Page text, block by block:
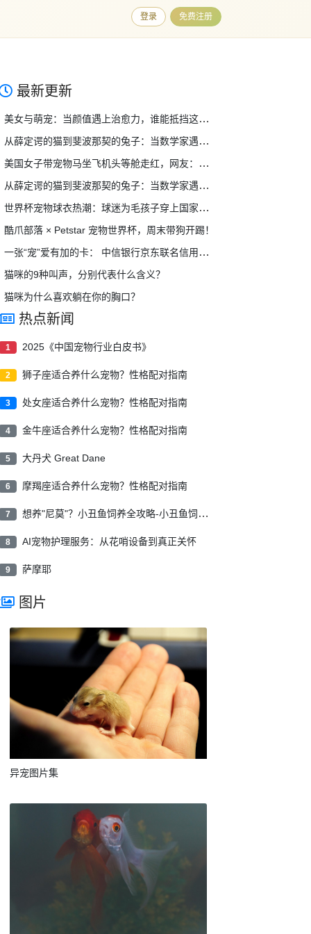
登录 免费注册
最新更新
美女与萌宠：当颜值遇上治愈力，谁能抵挡这双重暴击？
从薛定谔的猫到斐波那契的兔子：当数学家遇上宠物，奇妙的事情发生了
美国女子带宠物马坐飞机头等舱走红，网友：这也行？！
从薛定谔的猫到斐波那契的兔子：当数学家遇上宠物，奇妙的事情发生了
世界杯宠物球衣热潮：球迷为毛孩子穿上国家队战袍，萌翻全网！
酷爪部落 × Petstar 宠物世界杯，周末带狗开踢！
一张“宠”爱有加的卡： 中信银行京东联名信用卡（宠物系列）温暖升级
猫咪的9种叫声，分别代表什么含义？
猫咪为什么喜欢躺在你的胸口？
热点新闻
1 2025《中国宠物行业白皮书》
2 狮子座适合养什么宠物？性格配对指南
3 处女座适合养什么宠物？性格配对指南
4 金牛座适合养什么宠物？性格配对指南
5 大丹犬 Great Dane
6 摩羯座适合养什么宠物？性格配对指南
7 想养"尼莫"？小丑鱼饲养全攻略-小丑鱼饲养指南
8 AI宠物护理服务：从花哨设备到真正关怀
9 萨摩耶
图片
异宠图片集